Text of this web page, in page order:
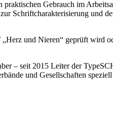
Gebrauch im
Schriftcharakterisierung und
und Nieren“ geprüft wird
– seit 2015 Leiter der
und Gesellschaften